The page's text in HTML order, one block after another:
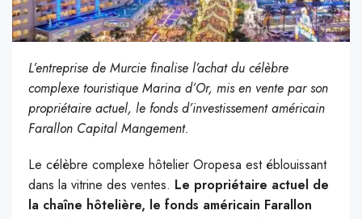
L’entreprise de Murcie finalise l’achat du célèbre
complexe touristique Marina d’Or, mis en vente par son
propriétaire actuel, le fonds d’investissement américain
Farallon Capital Mangement.
Le célèbre complexe hôtelier Oropesa est éblouissant
dans la vitrine des ventes. Le propriétaire actuel de
la chaîne hôtelière, le fonds américain Farallon